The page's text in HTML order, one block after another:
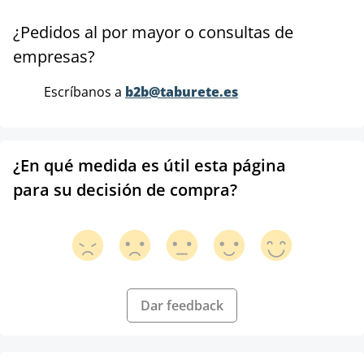
¿Pedidos al por mayor o consultas de
empresas?
Escríbanos a b2b@taburete.es
¿En qué medida es útil esta página
para su decisión de compra?
Dar feedback